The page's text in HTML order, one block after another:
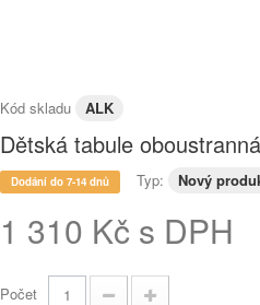
Kód skladu ALK
Dětská tabule
Dodání do 7-14 dnů Typ: Nový
1 310 Kč s DPH
Počet